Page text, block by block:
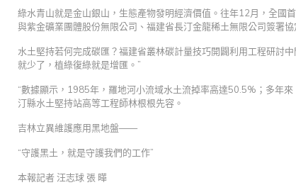
綠水青山就是金山銀山，生態產物發明經濟價值。往年12月，全國
與紫金礦業團體股份無限公司、福建省長汀金龍稀土無限公司簽署
水土堅持若何完成碳匯？福建省叢林碳計量技巧開闢利用工程研討
就少了，植綠復綠就是增匯。”
“數據顯示，1985年，羅地河小流域水土流掉率高達50.5%；多年
汀縣水土堅持站高等工程師林根根先容。
吉林立異維護應用黑地盤——
“守護黑土，就是守護我們的工作”
本報記者 汪志球 張 曄